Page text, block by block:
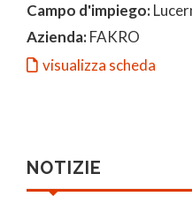
Campo d'impiego:
Azienda:FAKRO
visualizza scheda
NOTIZIE